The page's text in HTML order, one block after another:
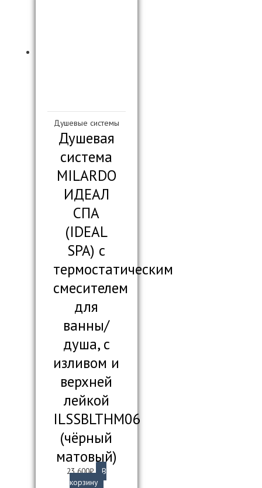
Душевые системы
Душевая
система
MILARDO
ИДЕАЛ
СПА
(IDEAL
SPA) с
термостатическим
смесителем
для
ванны/
душа, с
изливом и
верхней
лейкой
ILSSBLTHM06
(чёрный
матовый)
23 600₽
В
корзину